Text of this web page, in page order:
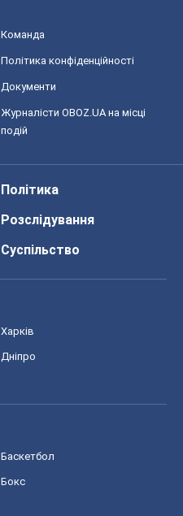
Команда
Політика конфіденційності
Документи
Журналісти OBOZ.UA на місці
подій
Політика
Розслідування
Суспільство
Харків
Дніпро
Баскетбол
Бокс